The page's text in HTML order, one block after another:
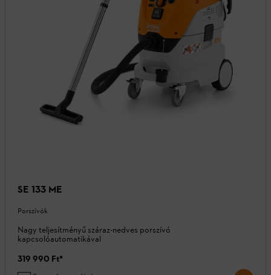
SE 133 ME
Porszívók
Nagy teljesítményű száraz-nedves porszívó
kapcsolóautomatikával
319 990 Ft*